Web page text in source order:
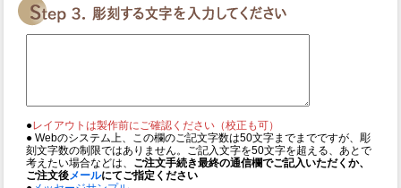
●レイアウトは製作前にご確認ください（校正も可）
● Webのシステム上、この欄のご記文字数は50文字までまでですが、彫
刻文字数の制限ではありません。ご記入文字を50文字を超える、あとで
考えたい場合などは、
ご注文手続き最終の通信欄でご記入いただくか、
ご注文後メールにてご指定ください